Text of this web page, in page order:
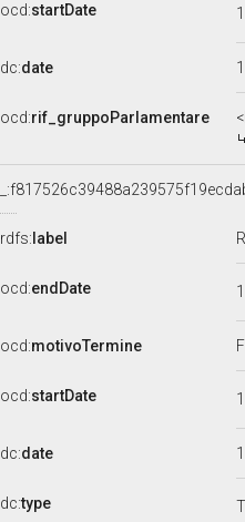
ocd:startDate
dc:date
ocd:rif_gruppoParlamentare
rdfs: label
ocd:endDate
ocd:motivoTermine
ocd:startDate
dc:date
dc:type